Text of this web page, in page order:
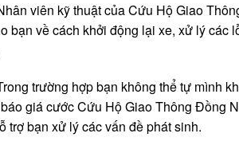
viên kỹ thuật của Cứu Hộ Giao
bạn về cách khởi động lại xe, xử lý các
trường hợp bạn không thể tự mình
giá cước Cứu Hộ Giao Thông Đồng
trợ bạn xử lý các vấn đề phát sinh.